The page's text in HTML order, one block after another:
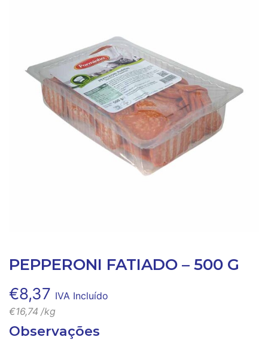
PEPPERONI FATIADO – 500 G
€8,37 IVA Incluído
€16,74 /kg
Observações